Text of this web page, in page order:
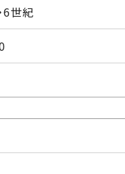
6世紀